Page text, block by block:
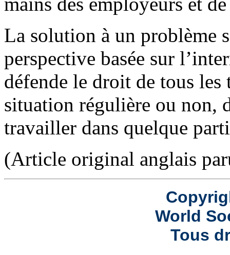
La solution à un problème
perspective basée sur
défende le droit de tous
situation régulière ou non,
travailler dans quelque
(Article original anglais
World
Tous